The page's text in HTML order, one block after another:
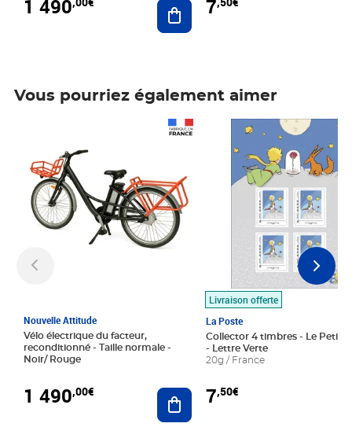
1 490 Ajouter au panier
7
Vous pourriez également aimer
Nouvelle Attitude
Vélo électrique du facteur,
reconditionné - Taille normale -
Noir/ Rouge
1 490,00€ Ajouter au panier
Livraison offerte
La Poste
Collector 4 timbres - Le Petit
- Lettre Verte
20g / France
7,50€
Prix 7,50€